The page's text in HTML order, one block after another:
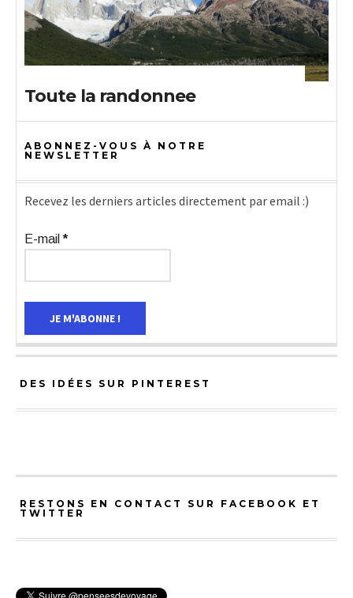
Toute la randonnee
ABONNEZ-VOUS À NOTRE
NEWSLETTER
Recevez les derniers articles directement par email :)
E-mail*
DES IDÉES SUR PINTEREST
RESTONS EN CONTACT SUR FACEBOOK ET
TWITTER